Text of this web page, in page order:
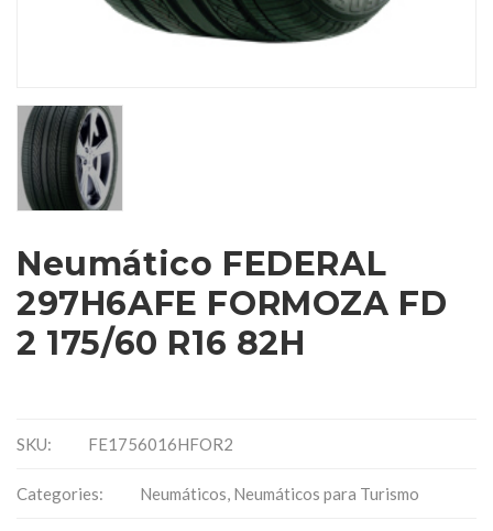
Neumático FEDERAL
297H6AFE FORMOZA FD
2 175/60 R16 82H
SKU: FE1756016HFOR2
Categories: Neumáticos, Neumáticos para Turismo